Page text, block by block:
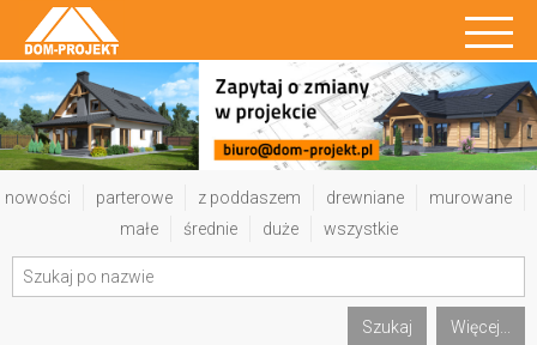
nowości parterowe z poddaszem drewniane
murowane
małe
średnie duże wszystkie
Szukaj Więcej...